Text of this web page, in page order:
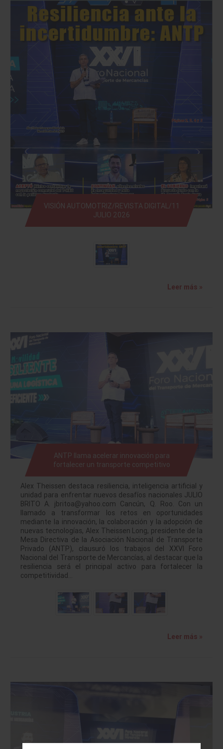
VISIÓN AUTOMOTRIZ/REVISTA DIGITAL/11
JULIO 2026
Leer más »
ANTP llama acelerar innovación para
fortalecer un transporte competitivo
Alex Theissen destaca resiliencia, inteligencia artificial y
unidad para enfrentar nuevos desafíos nacionales JULIO
BRITO A. jbritoa@yahoo.com Cancún, Q. Roo. Con un
llamado a transformar los retos en oportunidades
mediante la innovación, la colaboración y la adopción de
nuevas tecnologías, Alex Theissen Long, presidente de la
Mesa Directiva de la Asociación Nacional de Transporte
Privado (ANTP), clausuró los trabajos del XXVI Foro
Nacional del Transporte de Mercancías, al destacar que la
resiliencia será el principal activo para fortalecer la
competitividad…
Leer más »